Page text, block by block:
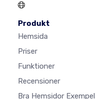
Produkt
Hemsida
Priser
Funktioner
Recensioner
Bra Hemsidor Exempel